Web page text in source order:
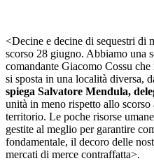
<Decine e decine di sequestri di
scorso 28 giugno. Abbiamo una
comandante Giacomo Cossu
si sposta in una località diversa,
spiega Salvatore Mendula,
unità in meno rispetto allo
territorio. Le poche risorse
gestite al meglio per garantire
fondamentale, il decoro delle
mercati di merce contraffatta>.